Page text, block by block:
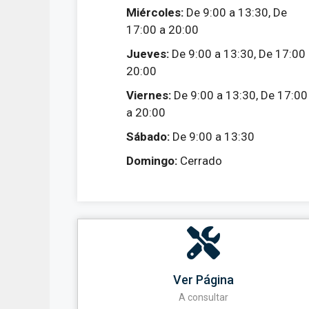
Miércoles: De 9:00 a 13:30, De
17:00 a 20:00
Jueves: De 9:00 a 13:30, De 17:00
20:00
Viernes: De 9:00 a 13:30, De 17:00
a 20:00
Sábado: De 9:00 a 13:30
Domingo: Cerrado
Ver Página
A consultar